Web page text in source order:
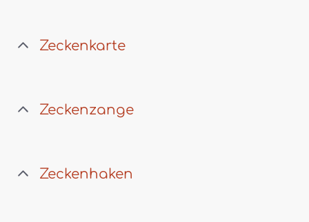
Zeckenkarte
Zeckenzange
Zeckenhaken